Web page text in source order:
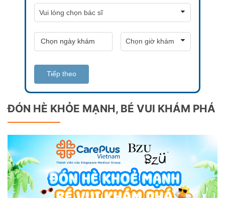
Tiếp theo
ĐÓN HÈ KHỎE MẠNH, BÉ VUI KHÁM PHÁ